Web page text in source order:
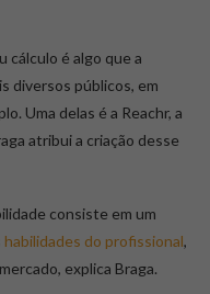
cálculo é algo que a
diversos públicos, em
Uma delas é a Reachr, a
atribui a criação desse
consiste em um
habilidades do profissional,
explica Braga.